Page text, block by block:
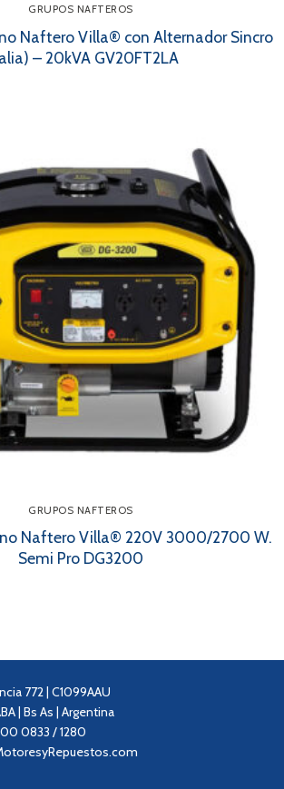
GRUPOS NAFTEROS
Naftero Villa® con Alternador Sincro
– 20kVA GV20FT2LA
GRUPOS NAFTEROS
Naftero Villa® 220V 3000/2700 W.
Semi Pro DG3200
772 | C1099AAU
| Bs As | Argentina
0833 / 1280